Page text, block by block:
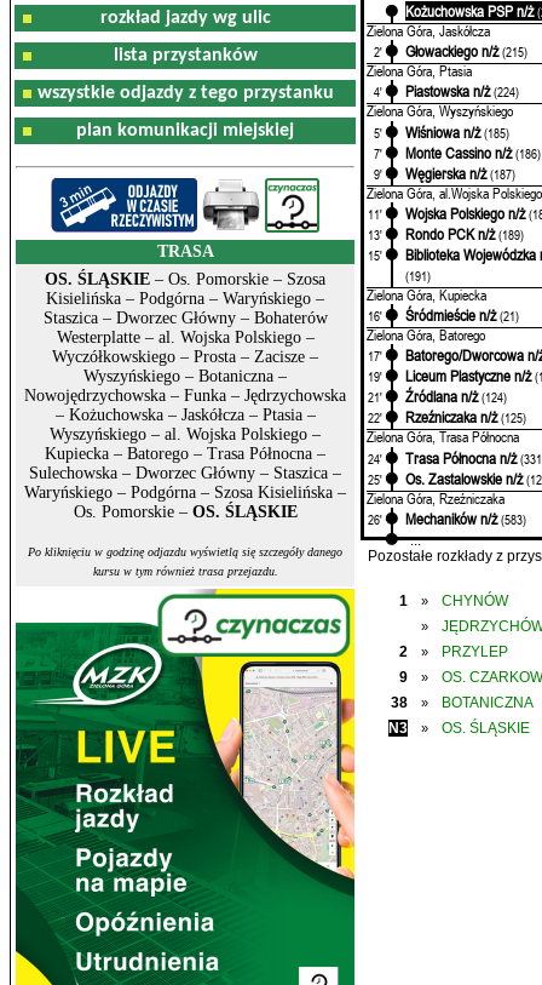
rozkład jazdy wg ulic
lista przystanków
wszystkie odjazdy z tego przystanku
plan komunikacji miejskiej
TRASA
OS. ŚLĄSKIE – Os. Pomorskie – Szosa
Kisielińska – Podgórna – Waryńskiego –
Staszica – Dworzec Główny – Bohaterów
Westerplatte – al. Wojska Polskiego –
Wyczółkowskiego – Prosta – Zacisze –
Wyszyńskiego – Botaniczna –
Nowojędrzychowska – Funka – Jędrzychowska
– Kożuchowska – Jaskółcza – Ptasia –
Wyszyńskiego – al. Wojska Polskiego –
Kupiecka – Batorego – Trasa Północna –
Sulechowska – Dworzec Główny – Staszica –
Waryńskiego – Podgórna – Szosa Kisielińska –
Os. Pomorskie – OS. ŚLĄSKIE
Po kliknięciu w godzinę odjazdu wyświetlą się szczegóły danego
kursu w tym również trasa przejazdu.
Kożuchowska PSP n/ż
Zielona Góra, Jaskółcza
2' Głowackiego n/ż (215)
Zielona Góra, Ptasia
4' Piastowska n/ż (224)
Zielona Góra, Wyszyńskiego
5' Wiśniowa n/ż (185)
7'
Monte Cassino n/ż (186)
9'
Węgierska n/ż (187)
Zielona Góra, al.Wojska Polskiego
11' Wojska Polskiego n/ż
13'
Rondo PCK n/ż (189)
15'
Biblioteka Wojewódzka
(191)
Zielona Góra, Kupiecka
16' Śródmieście n/ż (21)
Zielona Góra, Batorego
17' Batorego/Dworcowa n/
19' Liceum Plastyczne n/ż
21'
Źródlana n/ż (124)
22'
Rzeźniczaka n/ż (125)
Zielona Góra, Trasa Północna
24' Trasa Północna n/ż
25'
Os. Zastalowskie n/ż
Zielona Góra, Rzeźniczaka
26' Mechaników n/ż (583)
...
Pozostałe rozkłady z
1 » CHYNÓW
»
2
»
PRZYLEP
9
»
OS.
38
»
BOTANICZNA
N3
» OS. ŚLĄSKIE